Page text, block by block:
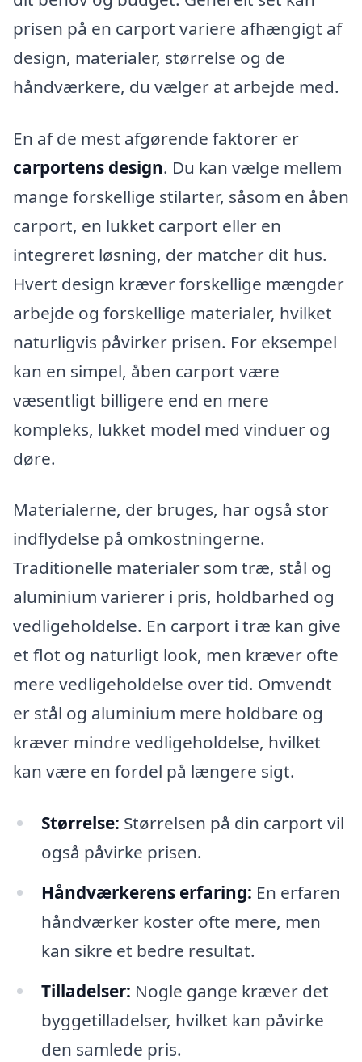
prisen på en carport variere afhængigt af
design, materialer, størrelse og de
håndværkere, du vælger at arbejde med.
En af de mest afgørende faktorer er
carportens design. Du kan vælge mellem
mange forskellige stilarter, såsom en åben
carport, en lukket carport eller en
integreret løsning, der matcher dit hus.
Hvert design kræver forskellige mængder
arbejde og forskellige materialer, hvilket
naturligvis påvirker prisen. For eksempel
kan en simpel, åben carport være
væsentligt billigere end en mere
kompleks, lukket model med vinduer og
døre.
Materialerne, der bruges, har også stor
indflydelse på omkostningerne.
Traditionelle materialer som træ, stål og
aluminium varierer i pris, holdbarhed og
vedligeholdelse. En carport i træ kan give
et flot og naturligt look, men kræver ofte
mere vedligeholdelse over tid. Omvendt
er stål og aluminium mere holdbare og
kræver mindre vedligeholdelse, hvilket
kan være en fordel på længere sigt.
Størrelse: Størrelsen på din carport vil
også påvirke prisen.
Håndværkerens erfaring: En erfaren
håndværker koster ofte mere, men
kan sikre et bedre resultat.
Tilladelser: Nogle gange kræver det
byggetilladelser, hvilket kan påvirke
den samlede pris.